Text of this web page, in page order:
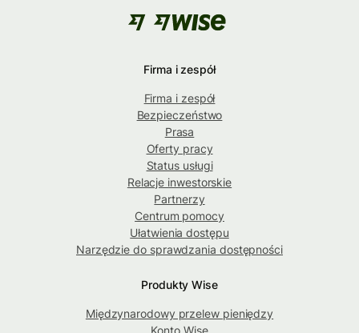
Firma i zespół
Firma i zespół
Bezpieczeństwo
Prasa
Oferty pracy
Status usługi
Relacje inwestorskie
Partnerzy
Centrum pomocy
Ułatwienia dostępu
Narzędzie do sprawdzania dostępności
Produkty Wise
Międzynarodowy przelew pieniędzy
Konto Wise